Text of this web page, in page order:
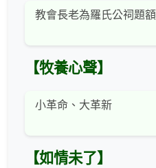
教會長老為羅氏公祠題額
【牧養心聲】
小革命、大革新
【如情未了】